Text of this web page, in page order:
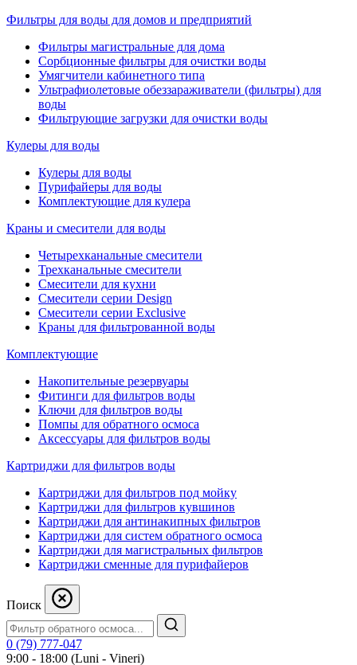
Фильтры для воды для домов и предприятий
Фильтры магистральные для дома
Сорбционные фильтры для очистки воды
Умягчители кабинетного типа
Ультрафиолетовые обеззараживатели (фильтры) для
воды
Фильтрующие загрузки для очистки воды
Кулеры для воды
Кулеры для воды
Пурифайеры для воды
Комплектующие для кулера
Краны и смесители для воды
Четырехканальные смесители
Трехканальные смесители
Смесители для кухни
Смесители серии Design
Смесители серии Exclusive
Краны для фильтрованной воды
Комплектующие
Накопительные резервуары
Фитинги для фильтров воды
Ключи для фильтров воды
Помпы для обратного осмоса
Аксессуары для фильтров воды
Картриджи для фильтров воды
Картриджи для фильтров под мойку
Картриджи для фильтров кувшинов
Картриджи для антинакипных фильтров
Картриджи для систем обратного осмоса
Картриджи для магистральных фильтров
Картриджи сменные для пурифайеров
Поиск
0 (79) 777-047
9:00 - 18:00 (Luni - Vineri)